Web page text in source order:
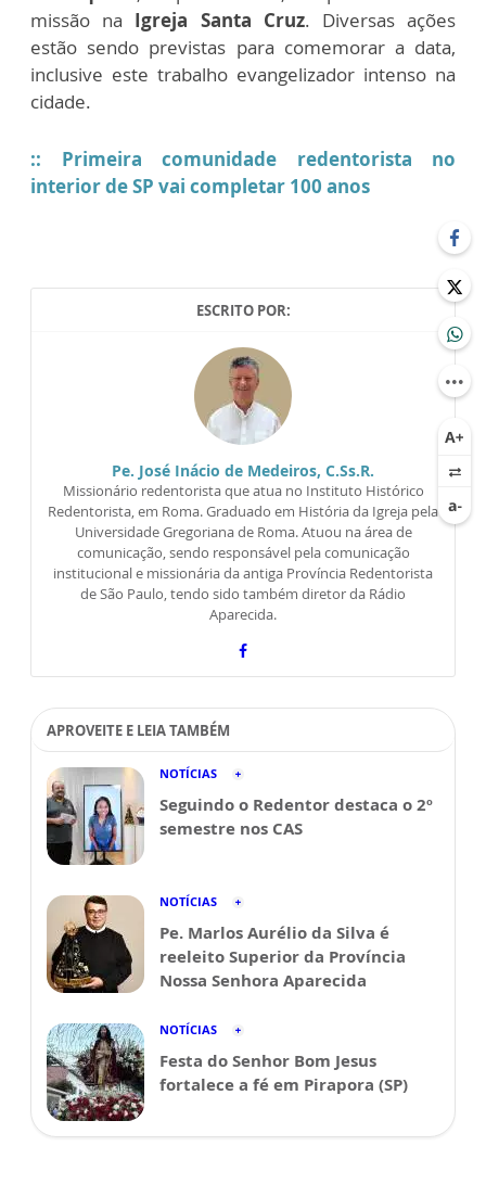
missão na Igreja Santa Cruz. Diversas ações
estão sendo previstas para comemorar a data,
inclusive este trabalho evangelizador intenso na
cidade.
:: Primeira comunidade redentorista no
interior de SP vai completar 100 anos
ESCRITO POR:
Pe. José Inácio de Medeiros, C.Ss.R.
Missionário redentorista que atua no Instituto Histórico
Redentorista, em Roma. Graduado em História da Igreja pela
Universidade Gregoriana de Roma. Atuou na área de
comunicação, sendo responsável pela comunicação
institucional e missionária da antiga Província Redentorista
de São Paulo, tendo sido também diretor da Rádio
Aparecida.
APROVEITE E LEIA TAMBÉM
NOTÍCIAS
Seguindo o Redentor destaca o 2º
semestre nos CAS
NOTÍCIAS
Pe. Marlos Aurélio da Silva é
reeleito Superior da Província
Nossa Senhora Aparecida
NOTÍCIAS
Festa do Senhor Bom Jesus
fortalece a fé em Pirapora (SP)